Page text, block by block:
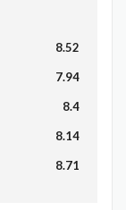
8.52
7.94
8.4
8.14
8.71